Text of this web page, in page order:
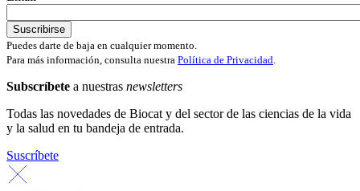
Puedes darte de baja en cualquier momento.
Para más información, consulta nuestra Política de Privacidad.
Subscríbete a nuestras newsletters
Todas las novedades de Biocat y del sector de las ciencias de la vida
y la salud en tu bandeja de entrada.
Suscríbete